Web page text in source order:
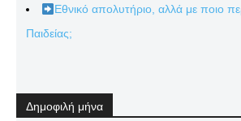
Εθνικό απολυτήριο, αλλά με ποιο
Παιδείας;
Δημοφιλή μήνα